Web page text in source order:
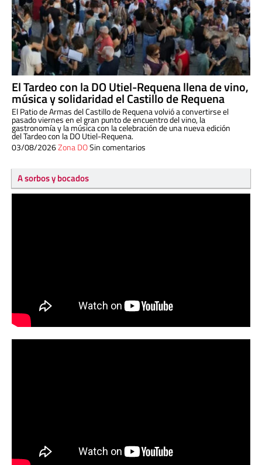
El Tardeo con la DO Utiel-Requena llena de vino,
música y solidaridad el Castillo de Requena
El Patio de Armas del Castillo de Requena volvió a convertirse el
pasado viernes en el gran punto de encuentro del vino, la
gastronomía y la música con la celebración de una nueva edición
del Tardeo con la DO Utiel-Requena.
03/08/2026Zona DOSin comentarios
A sorbos y bocados